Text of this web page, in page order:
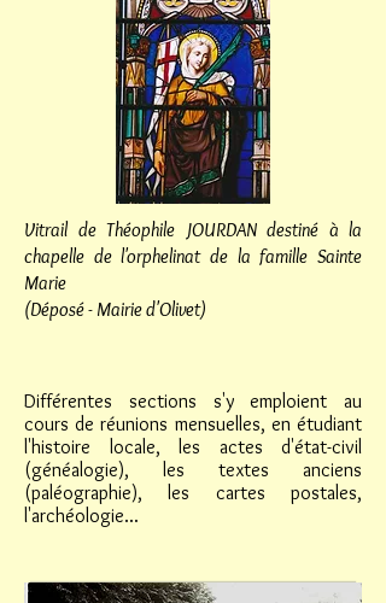
Vitrail de Théophile JOURDAN destiné à la
chapelle de l'orphelinat de la famille Sainte
Marie
(Déposé - Mairie d'Olivet)
Différentes sections s'y emploient au
cours de réunions mensuelles, en étudiant
l'histoire locale, les actes d'état-civil
(généalogie), les textes anciens
(paléographie), les cartes postales,
l'archéologie...